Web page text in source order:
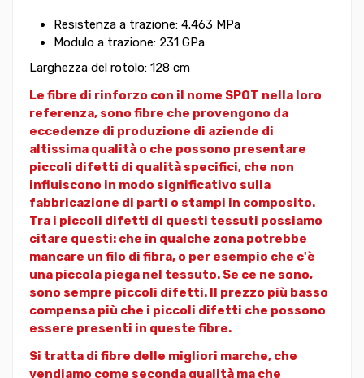
Resistenza a trazione: 4.463 MPa
Modulo a trazione: 231 GPa
Larghezza del rotolo: 128 cm
Le fibre di rinforzo con il nome SPOT nella loro
referenza, sono fibre che provengono da
eccedenze di produzione di aziende di
altissima qualità o che possono presentare
piccoli difetti di qualità specifici, che non
influiscono in modo significativo sulla
fabbricazione di parti o stampi in composito.
Tra i piccoli difetti di questi tessuti possiamo
citare questi: che in qualche zona potrebbe
mancare un filo di fibra, o per esempio che c'è
una piccola piega nel tessuto. Se ce ne sono,
sono sempre piccoli difetti. Il prezzo più basso
compensa più che i piccoli difetti che possono
essere presenti in queste fibre.
Si tratta di fibre delle migliori marche, che
vendiamo come seconda qualità ma che